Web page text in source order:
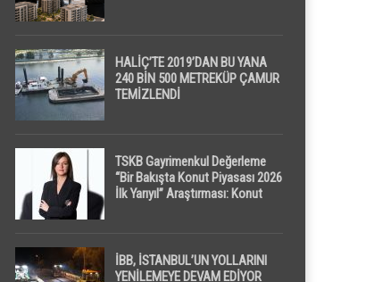
HALİÇ’TE 2019’DAN BU YANA
240 BİN 500 METREKÜP ÇAMUR
TEMİZLENDİ
TSKB Gayrimenkul Değerleme
“Bir Bakışta Konut Piyasası 2026
İlk Yarıyıl” Araştırması: Konut
Dikkat Çekti
İBB, İSTANBUL’UN YOLLARINI
YENİLEMEYE DEVAM EDİYOR